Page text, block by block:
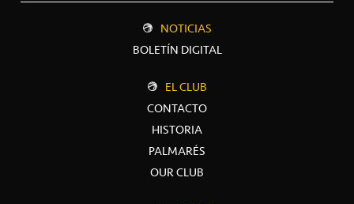
NOTICIAS
BOLETÍN DIGITAL
EL CLUB
CONTACTO
HISTORIA
PALMARÉS
OUR CLUB